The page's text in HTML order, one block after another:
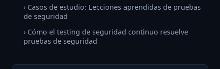
› Casos de estudio: Lecciones aprendidas de pruebas
de seguridad
› Cómo el testing de seguridad continuo resuelve
pruebas de seguridad